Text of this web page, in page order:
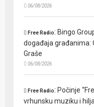
06/08/2026
Free Radio: Bingo
događaja građanima:
Graše
06/08/2026
Free Radio: Počinje
vrhunsku muziku i